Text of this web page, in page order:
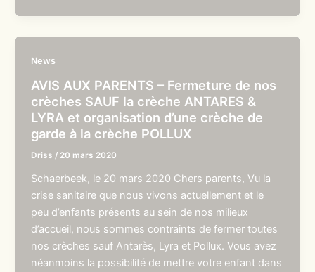
News
AVIS AUX PARENTS – Fermeture de nos
crèches SAUF la crèche ANTARES &
LYRA et organisation d’une crèche de
garde à la crèche POLLUX
Driss / 20 mars 2020
Schaerbeek, le 20 mars 2020 Chers parents, Vu la
crise sanitaire que nous vivons actuellement et le
peu d’enfants présents au sein de nos milieux
d’accueil, nous sommes contraints de fermer toutes
nos crèches sauf Antarès, Lyra et Pollux. Vous avez
néanmoins la possibilité de mettre votre enfant dans